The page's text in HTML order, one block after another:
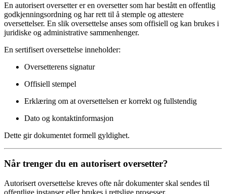
En autorisert oversetter er en oversetter som har bestått en offentlig
godkjenningsordning og har rett til å stemple og attestere
oversettelser. En slik oversettelse anses som offisiell og kan brukes i
juridiske og administrative sammenhenger.
En sertifisert oversettelse inneholder:
Oversetterens signatur
Offisiell stempel
Erklæring om at oversettelsen er korrekt og fullstendig
Dato og kontaktinformasjon
Dette gir dokumentet formell gyldighet.
Når trenger du en autorisert oversetter?
Autorisert oversettelse kreves ofte når dokumenter skal sendes til